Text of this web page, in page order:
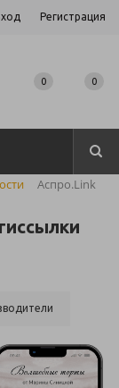
Регистрация
0 0
Аспро.Link